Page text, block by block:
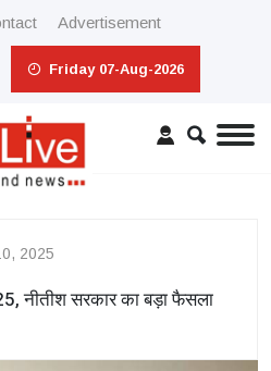
Advertisement
Friday 07-Aug-2026
2025
नीतीश सरकार का बड़ा फैसला